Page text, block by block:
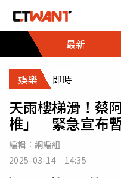
最新
娛樂 即時
天雨樓梯滑！蔡
椎」 緊急宣布
編輯： 網編組
2025-03-14 14:35